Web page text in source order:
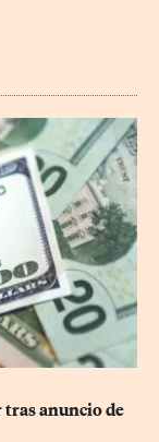
tras anuncio de